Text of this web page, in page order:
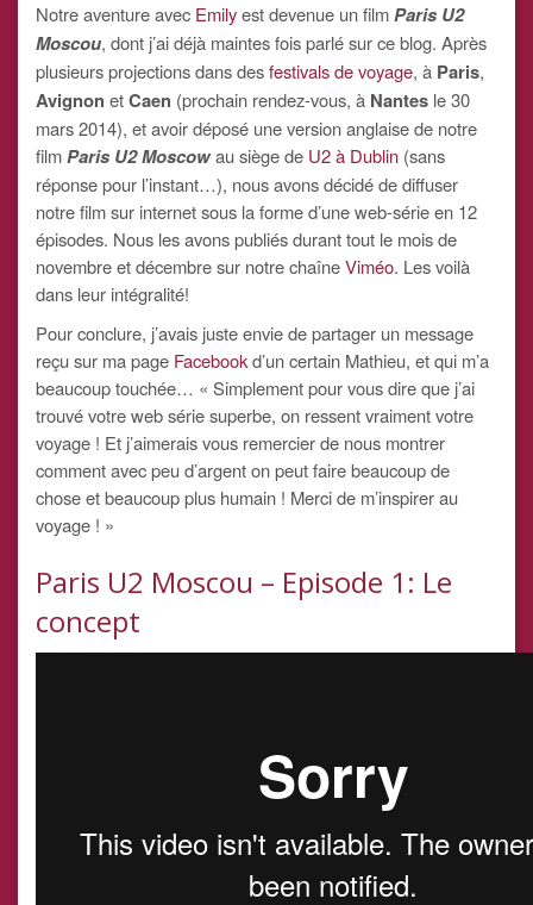
Notre aventure avec Emilyest devenue un filmParis U2
Moscou, dont j’ai déjà maintes fois parlé sur ce blog. Après
plusieurs projections dans desfestivals de voyage, à Paris,
Avignon etCaen (prochain rendez-vous, à Nantes le 30
mars 2014), et avoir déposé une version anglaise de notre
filmParis U2 Moscowau siège de U2 à Dublin (sans
réponse pour l’instant…), nous avons décidé de diffuser
notre film sur internet sous la forme d’une web-série en 12
épisodes. Nous les avons publiés durant tout le mois de
novembre et décembre sur notre chaîneViméo. Les voilà
dans leur intégralité!
Pour conclure, j’avais juste envie de partager un message
reçu sur ma page Facebookd’un certain Mathieu, et qui m’a
beaucoup touchée… « Simplement pour vous dire que j’ai
trouvé votre web série superbe, on ressent vraiment votre
voyage ! Et j’aimerais vous remercier de nous montrer
comment avec peu d’argent on peut faire beaucoup de
chose et beaucoup plus humain ! Merci de m’inspirer au
voyage ! »
Paris U2 Moscou – Episode 1: Le
concept